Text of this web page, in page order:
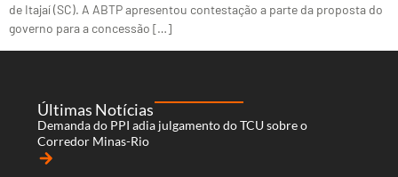
de Itajaí (SC). A ABTP apresentou contestação a parte da proposta do
governo para a concessão […]
Últimas Notícias
Demanda do PPI adia julgamento do TCU sobre o
Corredor Minas-Rio
arrow_forward